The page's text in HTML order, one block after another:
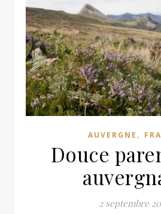
AUVERGNE ,
Douce
2 septembre